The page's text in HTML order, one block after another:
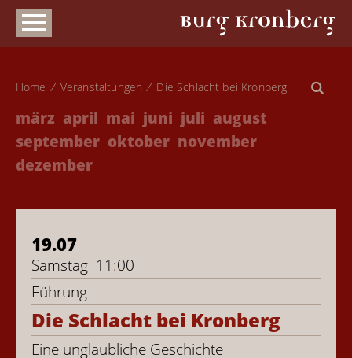
Home Veranstaltungen Die Schlacht bei Kronberg
märz april mai juni juli august
september oktober november
dezember
19.07
Samstag 11:00
Führung
Die Schlacht bei Kronberg
Eine unglaubliche Geschichte